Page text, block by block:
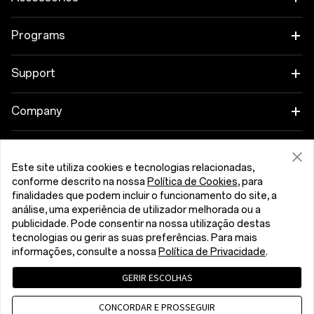
OnePlus Nord 5
Tablet
Cases & Protection
Power & Cables
Bundles
Lifestyle
Programs
Link your OnePlus Devices
OnePlus Trade-in
Support
Shopping FAQs
Software Upgrade
Repair Service
User Manuals
Contact Us
Troubleshooting
Company
Community
Red Cable Club
OnePlus Store App
Portugal (English)
Get Support From OnePlus
Privacy Policy User Agreement
Terms of Sale
Este site utiliza cookies e tecnologias relacionadas,
conforme descrito na nossa Política de Cookies, para
finalidades que podem incluir o funcionamento do site, a
análise, uma experiência de utilizador melhorada ou a
publicidade. Pode consentir na nossa utilização destas
tecnologias ou gerir as suas preferências. Para mais
informações, consulte a nossa Política de Privacidade.
GERIR ESCOLHAS
CONCORDAR E PROSSEGUIR